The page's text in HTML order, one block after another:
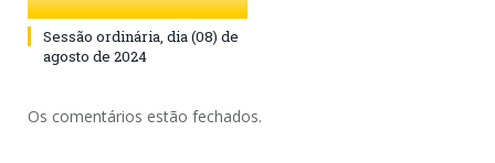
Sessão ordinária, dia (08) de
agosto de 2024
Os comentários estão fechados.